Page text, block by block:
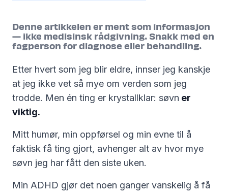
Denne artikkelen er ment som informasjon
— ikke medisinsk rådgivning. Snakk med en
fagperson for diagnose eller behandling.
Etter hvert som jeg blir eldre, innser jeg kanskje
at jeg ikke vet så mye om verden som jeg
trodde. Men én ting er krystallklar: søvn er
viktig.
Mitt humør, min oppførsel og min evne til å
faktisk få ting gjort, avhenger alt av hvor mye
søvn jeg har fått den siste uken.
Min ADHD gjør det noen ganger vanskelig å få